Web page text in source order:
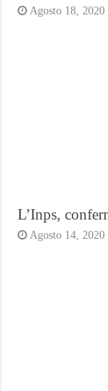
Agosto 18, 2020
L’Inps,
Agosto 14, 2020